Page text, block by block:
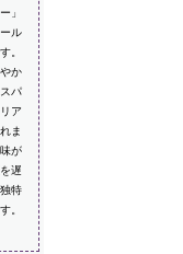
」
ル
。
か
パ
ア
ま
が
遅
特
。